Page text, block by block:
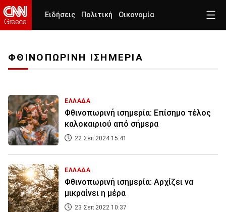
Ειδήσεις Πολιτική Οικονομία
ΦΘΙΝΟΠΩΡΙΝΗ ΙΣΗΜΕΡΙΑ
ΕΛΛΑΔΑ
Φθινοπωρινή ισημερία: Επίσημο τέλος
καλοκαιριού από σήμερα
22 Σεπ 2024 15:41
ΕΛΛΑΔΑ
Φθινοπωρινή ισημερία: Αρχίζει να
μικραίνει η μέρα
23 Σεπ 2022 10:37